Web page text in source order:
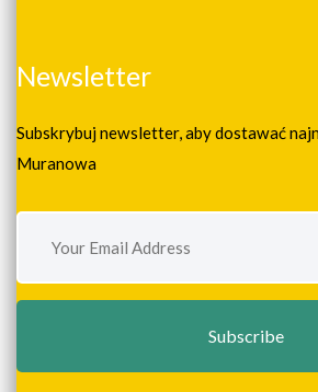
Newsletter
Subskrybuj newsletter, aby dostawać
Muranowa